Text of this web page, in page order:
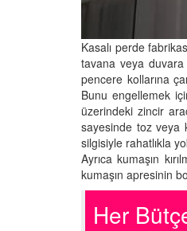
Kasalı perde
tavana veya
pencere kollarına
Bunu engellemek
üzerindeki zincir
sayesinde toz veya
silgisiyle rahatlıkla
Ayrıca kumaşın
kumaşın apresinin
Her